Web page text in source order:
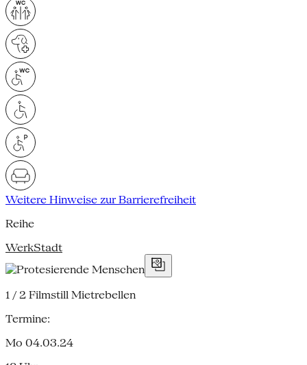
Weitere Hinweise zur Barrierefreiheit
Reihe
WerkStadt
1 / 2 Filmstill Mietrebellen
Termine:
Mo 04.03.24